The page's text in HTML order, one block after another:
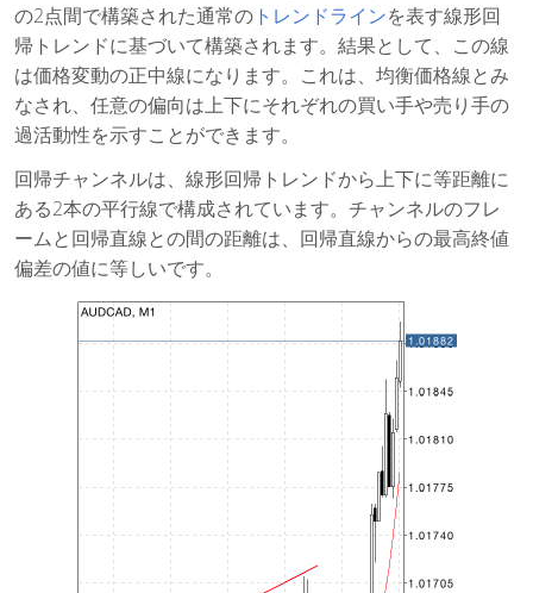
の2点間で構築された通常の トレンドラインを表す線形回
帰トレンドに基づいて構築されます。結果として、この線
は価格変動の正中線になります。これは、均衡価格線とみ
なされ、任意の偏向は上下にそれぞれの買い手や売り手の
過活動性を示すことができます。
回帰チャンネルは、線形回帰トレンドから上下に等距離に
ある2本の平行線で構成されています。チャンネルのフレ
ームと回帰直線との間の距離は、回帰直線からの最高終値
偏差の値に等しいです。